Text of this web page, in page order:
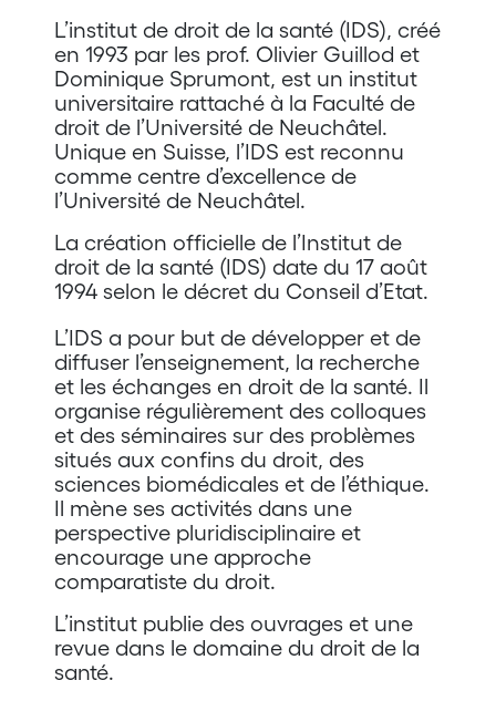
L’institut de droit de la santé (IDS), créé
en 1993 par les prof. Olivier Guillod et
Dominique Sprumont, est un institut
universitaire rattaché à la Faculté de
droit de l’Université de Neuchâtel.
Unique en Suisse, l’IDS est reconnu
comme centre d’excellence de
l’Université de Neuchâtel.
La création officielle de l’Institut de
droit de la santé (IDS) date du 17 août
1994 selon le décret du Conseil d’Etat.
L’IDS a pour but de développer et de
diffuser l’enseignement, la recherche
et les échanges en droit de la santé. Il
organise régulièrement des colloques
et des séminaires sur des problèmes
situés aux confins du droit, des
sciences biomédicales et de l’éthique.
Il mène ses activités dans une
perspective pluridisciplinaire et
encourage une approche
comparatiste du droit.
L’institut publie des ouvrages et une
revue dans le domaine du droit de la
santé.